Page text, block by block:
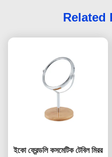
Related
ইকো ফ্রেন্ডলি কসমেটিক টেবিল মিরর